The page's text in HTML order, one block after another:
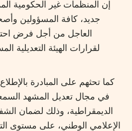
إن المنظمات غير الحكومية
جديد، كافة المسؤولين
العاجل من أجل فرض
لقرارات الهيئة التعديلية
كما تحثهم على المبادرة
في مجال تعديل المشهد
الديمقراطية، وذلك لضمان
الإعلامي الوطني، على مستوى